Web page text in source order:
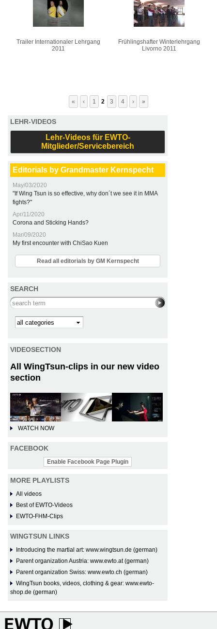
Trailer Internationaler Lehrgang
2011
Frühlingshafter Winterlehrgang
Livorno 2011
« ‹ 1 2 3 4 › »
LEHR-VIDEOS
Lehr-Videos für EWTO-
Mitglieder/Servicebereich
Editorials by Grandmaster Kernspecht
May/03/2020
"If Wing Tsun is so effective, why don´t we see it in MMA
fights?"
Apr/11/2020
Corona and Sticking Hands?
Mar/09/2020
My first encounter with ChiSao Kuen
Read all editorials by GM Kernspecht
SEARCH
Search this site
Kategorie
VIDEOSECTION
All WingTsun-clips in our new video
section
WATCH NOW
FACEBOOK
Enable Facebook Page Plugin
MORE PLAYLISTS
All videos
Best of EWTO-Videos
EWTO-FHM-Clips
WINGTSUN LINKS
Introducing the martial art: www.wingtsun.de (german)
Parent organization Austria: www.ewto.at (german)
Parent organization Swiss: www.ewto.ch (german)
WingTsun books, videos, clothing & gear: www.ewto-
shop.de (german)